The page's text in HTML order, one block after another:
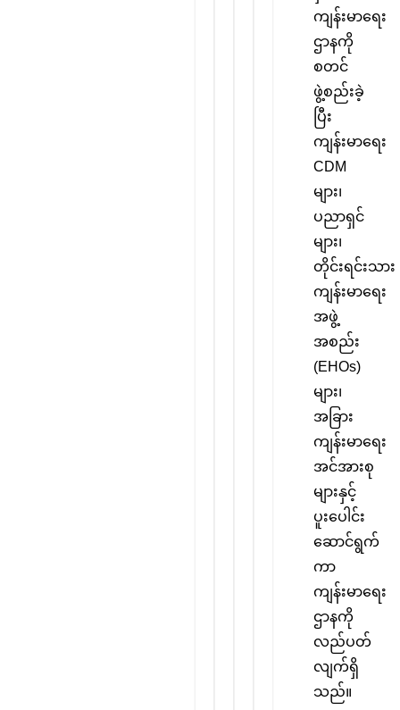
ကျန်းမာရေး
ဌာနကို
စတင်
ဖွဲ့စည်းခဲ့
ပြီး
ကျန်းမာရေး
CDM
များ၊
ပညာရှင်
များ၊
တိုင်းရင်းသား
ကျန်းမာရေး
အဖွဲ့
အစည်း
(EHOs)
များ၊
အခြား
ကျန်းမာရေး
အင်အားစု
များနှင့်
ပူးပေါင်း
ဆောင်ရွက်
ကာ
ကျန်းမာရေး
ဌာနကို
လည်ပတ်
လျက်ရှိ
သည်။